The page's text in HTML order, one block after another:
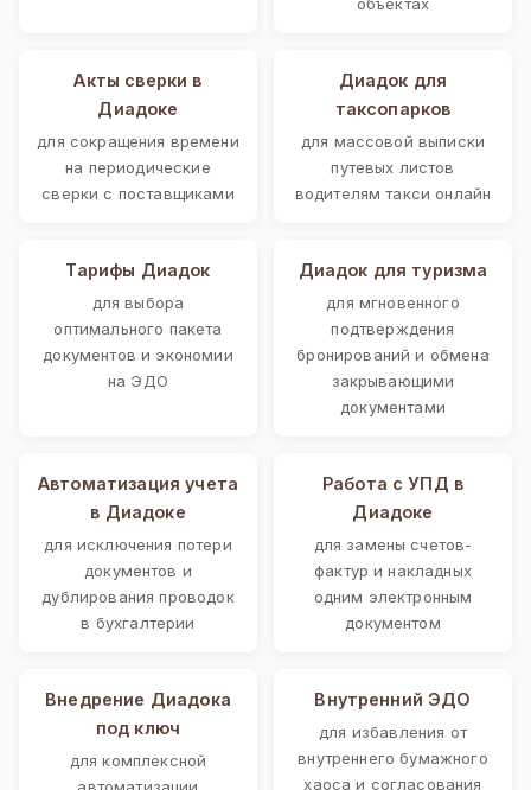
Акты сверки в
Диадоке
для сокращения времени
на периодические
сверки с поставщиками
Диадок для
таксопарков
для массовой выписки
путевых листов
водителям такси онлайн
Тарифы Диадок
для выбора
оптимального пакета
документов и экономии
на ЭДО
Диадок для туризма
для мгновенного
подтверждения
бронирований и обмена
закрывающими
документами
Автоматизация учета
в Диадоке
для исключения потери
документов и
дублирования проводок
в бухгалтерии
Работа с УПД в
Диадоке
для замены счетов-
фактур и накладных
одним электронным
документом
Внедрение Диадока
под ключ
для комплексной
Внутренний ЭДО
для избавления от
внутреннего бумажного
хаоса и согласования